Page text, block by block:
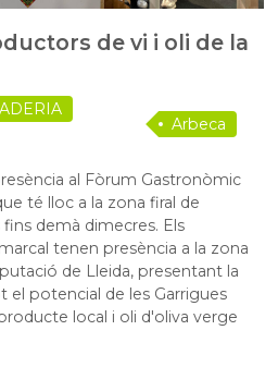
de vi i oli de la
Arbeca
al Fòrum Gastronòmic
té lloc a la zona firal de
demà dimecres. Els
tenen presència a la zona
de Lleida, presentant la
el potencial de les Garrigues
local i oli d'oliva verge